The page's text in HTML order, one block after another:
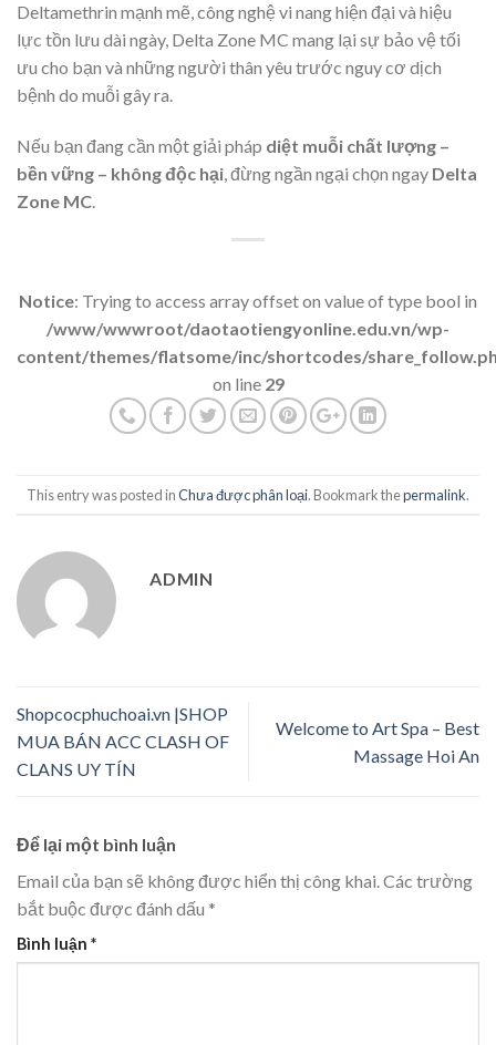
Deltamethrin mạnh mẽ, công nghệ vi nang hiện đại và hiệu
lực tồn lưu dài ngày, Delta Zone MC mang lại sự bảo vệ tối
ưu cho bạn và những người thân yêu trước nguy cơ dịch
bệnh do muỗi gây ra.
Nếu bạn đang cần một giải pháp diệt muỗi chất lượng –
bền vững – không độc hại, đừng ngần ngại chọn ngay Delta
Zone MC.
Notice: Trying to access array offset on value of type bool in
/www/wwwroot/daotaotiengyonline.edu.vn/wp-
content/themes/flatsome/inc/shortcodes/
on line 29
This entry was posted inChưa được phân loại. Bookmark thepermalink.
ADMIN
Shopcocphuchoai.vn |SHOP
MUA BÁN ACC CLASH OF
CLANS UY TÍN
Welcome to Art Spa – Best
Massage Hoi An
Để lại một bình luận
Email của bạn sẽ không được hiển thị công khai. Các trường
bắt buộc được đánh dấu *
Bình luận *